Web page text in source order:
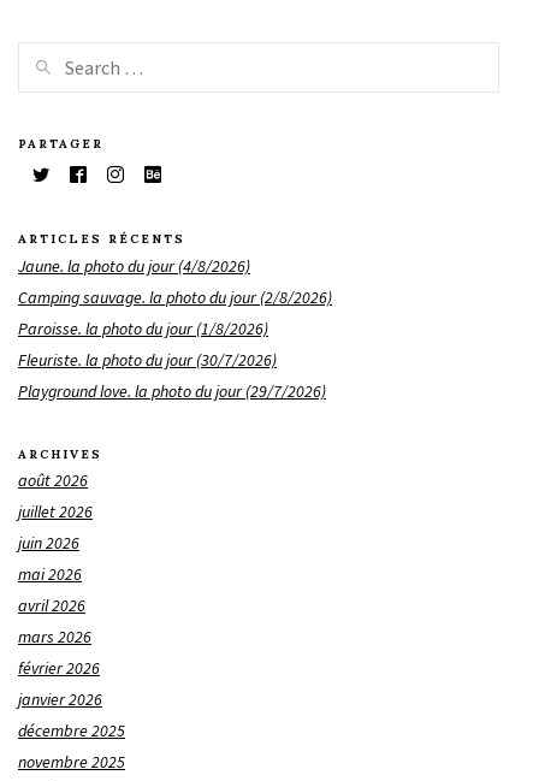
PARTAGER
ARTICLES RÉCENTS
Jaune. la photo du jour (4/8/2026)
Camping sauvage. la photo du jour (2/8/2026)
Paroisse. la photo du jour (1/8/2026)
Fleuriste. la photo du jour (30/7/2026)
Playground love. la photo du jour (29/7/2026)
ARCHIVES
août 2026
juillet 2026
juin 2026
mai 2026
avril 2026
mars 2026
février 2026
janvier 2026
décembre 2025
novembre 2025